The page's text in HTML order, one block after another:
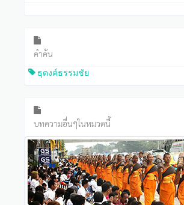
คำค้น
ธุดงค์ธรรมชัย
บทความอื่นๆในหมวดนี้